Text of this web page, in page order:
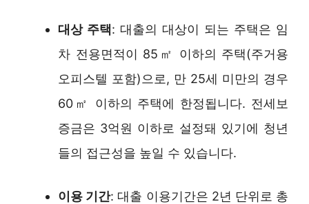
대상 주택: 대출의 대상이 되는 주택은 임
차 전용면적이 85㎡ 이하의 주택(주거용
오피스텔 포함)으로, 만 25세 미만의 경우
60㎡ 이하의 주택에 한정됩니다. 전세보
증금은 3억원 이하로 설정돼 있기에 청년
들의 접근성을 높일 수 있습니다.
이용 기간: 대출 이용기간은 2년 단위로 총